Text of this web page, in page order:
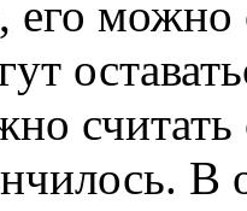
его можно
считать
В